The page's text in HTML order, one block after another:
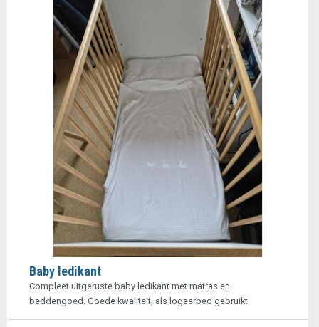
Baby ledikant
Compleet uitgeruste baby ledikant met matras en
beddengoed. Goede kwaliteit, als logeerbed gebruikt